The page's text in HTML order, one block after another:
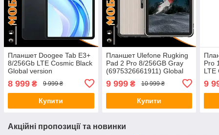
Планшет Doogee Tab E3+
8/256Gb LTE Cosmic Black
Global version
8 999 ₴ 9 999 ₴
Купити
Планшет Ulefone Rugking
Pad 2 Pro 8/256GB Gray
(6975326661911) Global
9 999₴ 10 999 ₴
Купити
Pro
LTE
9
Акційні пропозиції та новинки